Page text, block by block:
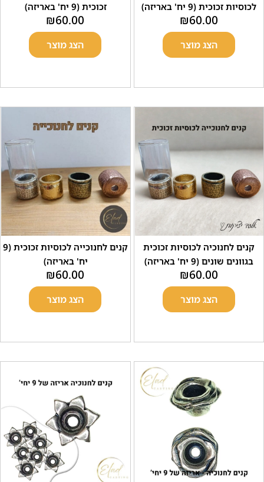
(9 יח' באריזה)
₪
הצג מוצר
₪
הצג מוצר
לכוסיות זכוכית
(9 יח' באריזה)
₪
הצג מוצר
קנים לחנוכייה לכוסיות זכוכית (9
יח' באריזה)
₪
הצג מוצר